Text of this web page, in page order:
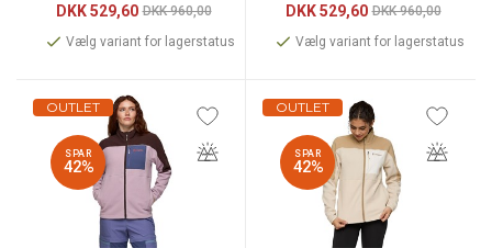
DKK529,60 DKK 960,00
Vælg variant for lagerstatus
DKK529,60 DKK 960,00
Vælg variant for lagerstatus
OUTLET
SPAR
42%
OUTLET
SPAR
42%